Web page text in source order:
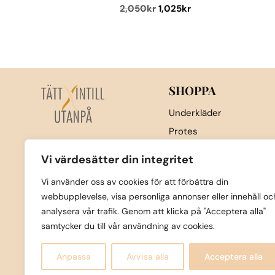
Vi värdesätter din integritet
Vi använder oss av cookies för att förbättra din
webbupplevelse, visa personliga annonser eller innehåll
analysera vår trafik. Genom att klicka på "Acceptera alla"
samtycker du till vår användning av cookies.
Anpassa Avvisa alla Acceptera alla
2,050krDet
2,050kr.
1,025krDet
1,025kr.
har
flera
olika
kan
väljas
på
produktsidan
SHOPPA
Underkläder
Protes
Sport
Strumpor
Badkläder
Övrigt
Nyheter